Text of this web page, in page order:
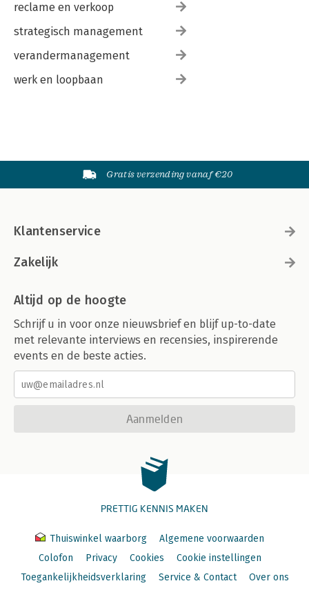
reclame en verkoop
strategisch management
verandermanagement
werk en loopbaan
Gratis verzending vanaf €20
Klantenservice
Zakelijk
Altijd op de hoogte
Schrijf u in voor onze nieuwsbrief en blijf up-to-date
met relevante interviews en recensies, inspirerende
events en de beste acties.
Aanmelden
PRETTIG KENNIS MAKEN
Thuiswinkel waarborg
Algemene voorwaarden
Colofon
Privacy Cookies
Cookie instellingen
Toegankelijkheidsverklaring
Service & Contact Over ons